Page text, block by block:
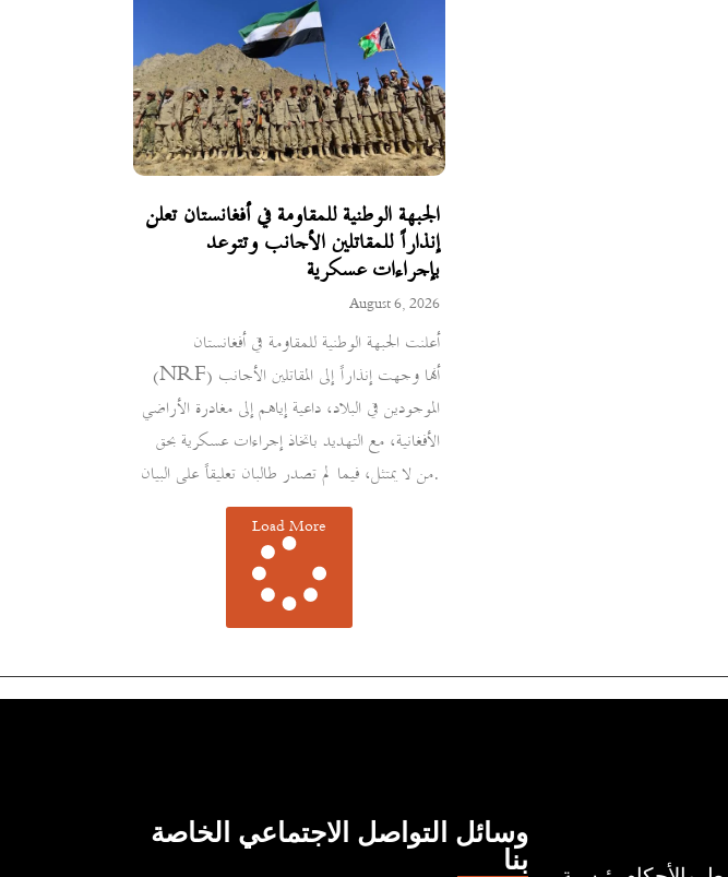
الجبهة الوطنية للمقاومة في أفغانستان تعلن
إنذاراً للمقاتلين الأجانب وتتوعد
بإجراءات عسكرية
August 6, 2026
أعلنت الجبهة الوطنية للمقاومة في أفغانستان
(NRF) أنها وجهت إنذاراً إلى المقاتلين الأجانب
الموجودين في البلاد، داعية إياهم إلى مغادرة الأراضي
الأفغانية، مع التهديد باتخاذ إجراءات عسكرية بحق
من لا يمتثل، فيما لم تصدر طالبان تعليقاً على البيان.
Load More
وسائل التواصل الاجتماعي الخاصة
بنا